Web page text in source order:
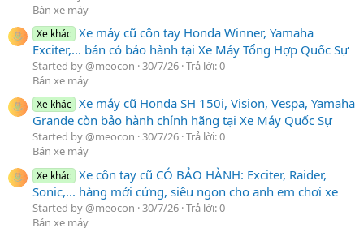
Bán xe máy
Xe khác Xe máy cũ côn tay Honda Winner, Yamaha
Exciter,... bán có bảo hành tại Xe Máy Tổng Hợp Quốc Sự
Started by @meocon 30/7/26 Trả lời: 0
Bán xe máy
Xe khác Xe máy cũ Honda SH 150i, Vision, Vespa, Yamaha
Grande còn bảo hành chính hãng tại Xe Máy Quốc Sự
Started by @meocon 30/7/26 Trả lời: 0
Bán xe máy
Xe khác Xe côn tay cũ CÓ BẢO HÀNH: Exciter, Raider,
Sonic,... hàng mới cứng, siêu ngon cho anh em chơi xe
Started by @meocon 30/7/26 Trả lời: 0
Bán xe máy